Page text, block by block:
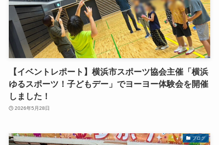
【イベントレポート】横浜市スポーツ協会主催「横浜
ゆるスポーツ！子どもデー」でヨーヨー体験会を開催
しました！
2026年5月28日
ブログ